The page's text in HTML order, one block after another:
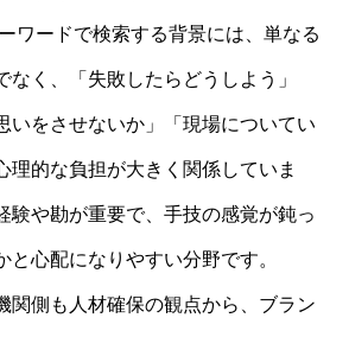
ワードで検索する背景には、単なる
なく、「失敗したらどうしよう」
いをさせないか」「現場についてい
理的な負担が大きく関係していま
験や勘が重要で、手技の感覚が鈍っ
と心配になりやすい分野です。
関側も人材確保の観点から、ブラン